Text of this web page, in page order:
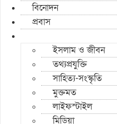
বিনোদন
প্রবাস
ইসলাম ও জীবন
তথ্যপ্রযুক্তি
সাহিত্য-সংস্কৃতি
মুক্তমত
লাইফস্টাইল
মিডিয়া